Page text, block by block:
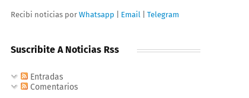
Recibi noticias por Whatsapp Email Telegram
Suscribite A Noticias Rss
Entradas
Comentarios